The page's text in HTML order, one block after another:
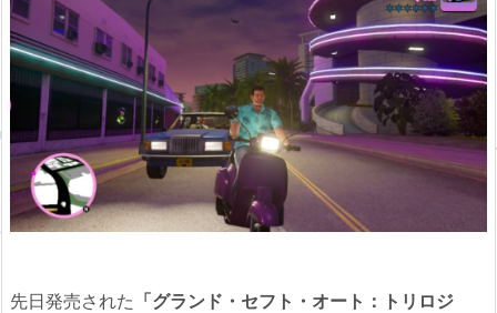
先日発売された 「グランド・セフト・オート：トリロジ